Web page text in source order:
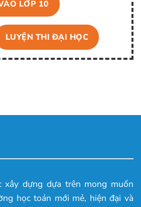
LỚP 10
LUYỆN THI ĐẠI HỌC
xây dựng dựa trên mong muốn
học toán mới mẻ, hiện đại và